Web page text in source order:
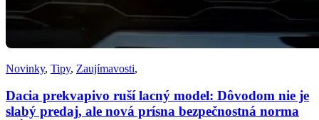
Novinky, Tipy, Zaujímavosti,
Dacia prekvapivo ruší lacný model: Dôvodom nie je
slabý predaj, ale nová prísna bezpečnostná norma